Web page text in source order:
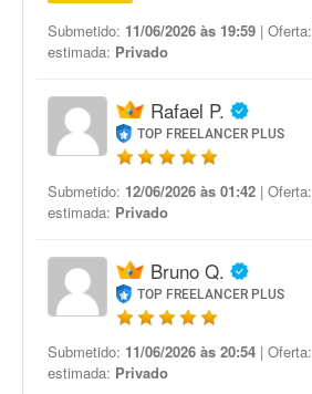
Submetido: 11/06/2026 às 19:59 | Oferta:
estimada: Privado
Rafael P.
TOP FREELANCER PLUS
Submetido: 12/06/2026 às 01:42 | Oferta:
estimada: Privado
Bruno Q.
TOP FREELANCER PLUS
Submetido: 11/06/2026 às 20:54 | Oferta:
estimada: Privado